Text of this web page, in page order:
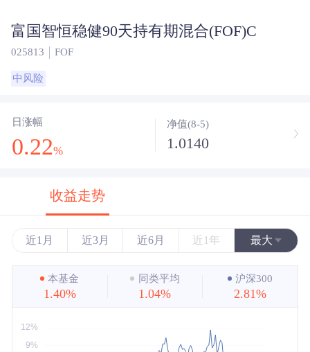
富国智恒稳健90天持有期混合(FOF)C
025813 FOF
中风险
日涨幅
0.22%
净值(8-5)
1.0140
收益走势
近1月 近3月 近6月 近1年 最大
近3年
近5年
本基金
1.40%
同类平均
1.04%
沪深300
2.81%